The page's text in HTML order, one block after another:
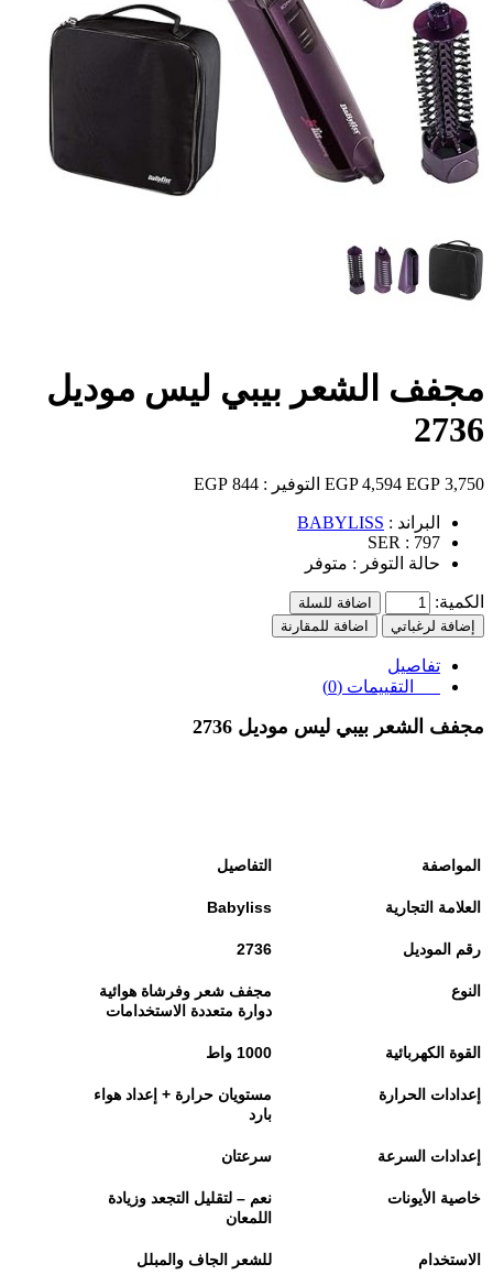
مجفف الشعر بيبي ليس موديل
2736
3,750 EGP
4,594 EGP التوفير : 844 EGP
البراند : BABYLISS
SER : 797
حالة التوفر : متوفر
الكمية:
اضافة للسلة
إضافة لرغباتي
اضافة للمقارنة
تفاصيل
التقييمات (0)
مجفف الشعر بيبي ليس موديل 2736
المواصفة التفاصيل
العلامة التجارية Babyliss
رقم الموديل 2736
النوع
مجفف شعر وفرشاة هوائية
دوارة متعددة الاستخدامات
القوة الكهربائية 1000 واط
إعدادات الحرارة
مستويان حرارة + إعداد هواء
بارد
إعدادات السرعة سرعتان
خاصية الأيونات
نعم – لتقليل التجعد وزيادة
اللمعان
الاستخدام للشعر الجاف والمبلل